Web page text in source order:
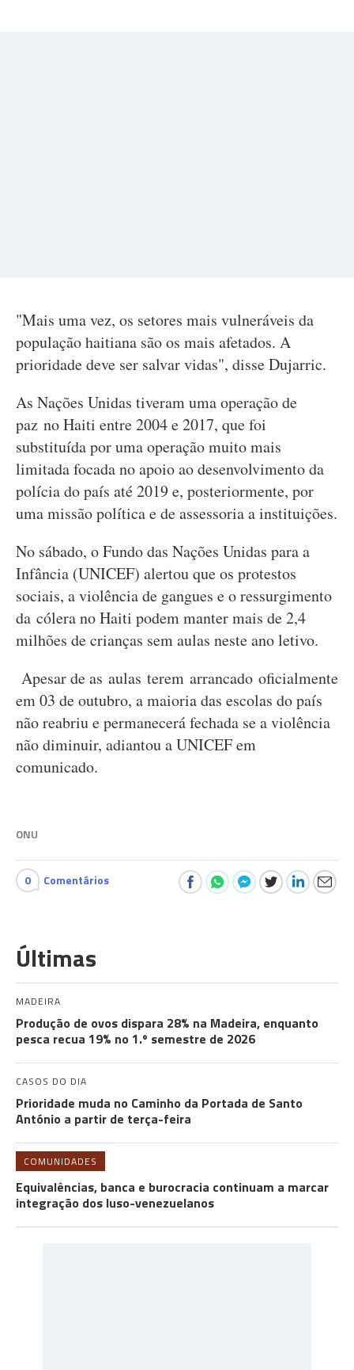
"Mais uma vez, os setores mais vulneráveis da
população haitiana são os mais afetados. A
prioridade deve ser salvar vidas", disse Dujarric.
As Nações Unidas tiveram uma operação de
paz no Haiti entre 2004 e 2017, que foi
substituída por uma operação muito mais
limitada focada no apoio ao desenvolvimento da
polícia do país até 2019 e, posteriormente, por
uma missão política e de assessoria a instituições.
No sábado, o Fundo das Nações Unidas para a
Infância (UNICEF) alertou que os protestos
sociais, a violência de gangues e o ressurgimento
da cólera no Haiti podem manter mais de 2,4
milhões de crianças sem aulas neste ano letivo.
Apesar de as aulas terem arrancado oficialmente
em 03 de outubro, a maioria das escolas do país
não reabriu e permanecerá fechada se a violência
não diminuir, adiantou a UNICEF em
comunicado.
ONU
0 Comentários
Últimas
MADEIRA
Produção de ovos dispara 28% na Madeira, enquanto
pesca recua 19% no 1.º semestre de 2026
CASOS DO DIA
Prioridade muda no Caminho da Portada de Santo
António a partir de terça-feira
COMUNIDADES
Equivalências, banca e burocracia continuam a marcar
integração dos luso-venezuelanos